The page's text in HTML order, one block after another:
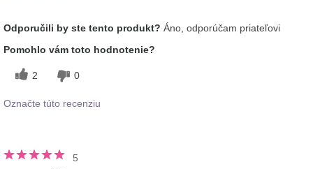
používaním tohto
prípravku?
vstrebáva, Príjemný pocit na
pokožke
Odporučili by ste tento produkt? Áno, odporúčam priateľovi
Pomohlo vám toto hodnotenie?
2 0
Označte túto recenziu
5